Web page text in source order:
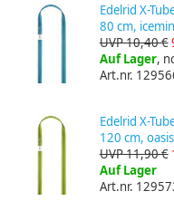
Edelrid X-
80 cm,
UVP 10,40 €
Auf Lager,
Art.nr.
Edelrid X-
120 cm, oasis
UVP 11,90 €
Auf Lager
Art.nr.